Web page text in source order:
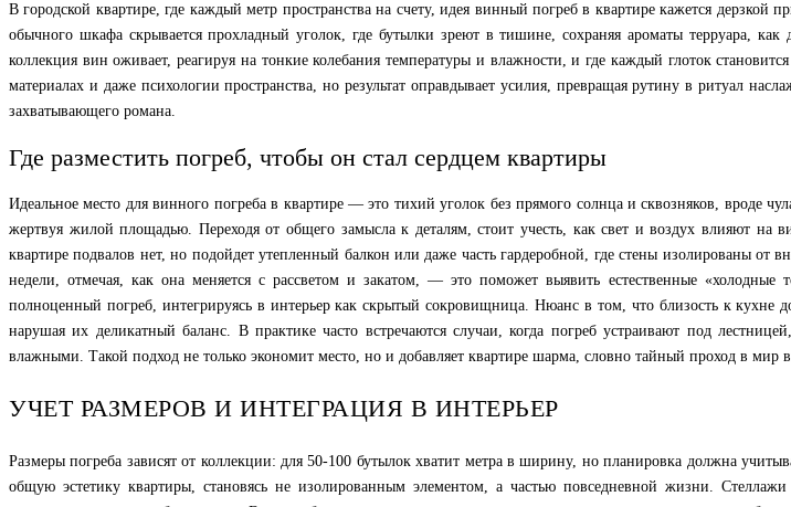
В городской квартире, где каждый метр пространства на счету, идея винный погреб в квартире кажется
обычного шкафа скрывается прохладный уголок, где бутылки зреют в тишине, сохраняя ароматы терруара,
коллекция вин оживает, реагируя на тонкие колебания температуры и влажности, и где каждый глоток
материалах и даже психологии пространства, но результат оправдывает усилия, превращая рутину в ритуал
захватывающего романа.
Где разместить погреб, чтобы он стал сердцем квартиры
Идеальное место для винного погреба в квартире — это тихий уголок без прямого солнца и сквозняков, вроде
жертвуя жилой площадью. Переходя от общего замысла к деталям, стоит учесть, как свет и воздух влияют
квартире подвалов нет, но подойдет утепленный балкон или даже часть гардеробной, где стены изолированы
недели, отмечая, как она меняется с рассветом и закатом, — это поможет выявить естественные
полноценный погреб, интегрируясь в интерьер как скрытый сокровищница. Нюанс в том, что близость к кухне
нарушая их деликатный баланс. В практике часто встречаются случаи, когда погреб устраивают под
влажными. Такой подход не только экономит место, но и добавляет квартире шарма, словно тайный проход в мир
УЧЕТ РАЗМЕРОВ И ИНТЕГРАЦИЯ В ИНТЕРЬЕР
Размеры погреба зависят от коллекции: для 50-100 бутылок хватит метра в ширину, но планировка должна
общую эстетику квартиры, становясь не изолированным элементом, а частью повседневной жизни.